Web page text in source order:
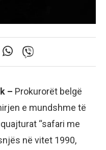
– Prokurorët belgë
e mundshme të
“safari me
në vitet 1990,